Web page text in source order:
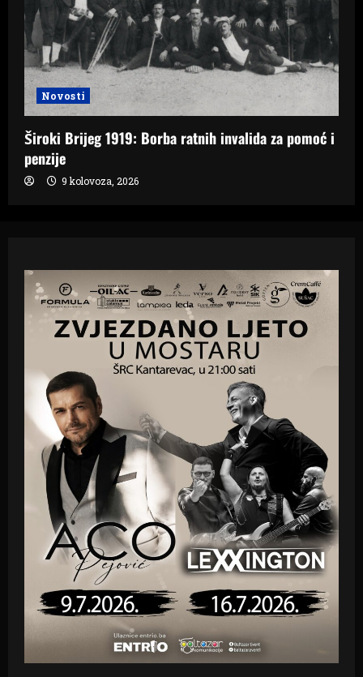
Novosti
Široki Brijeg 1919: Borba ratnih invalida za pomoć i
penzije
9 kolovoza, 2026